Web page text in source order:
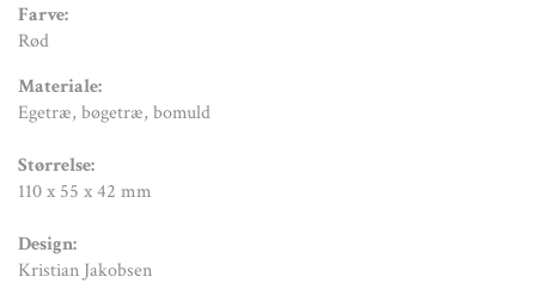
Farve:
Rød
Materiale:
Egetræ, bøgetræ, bomuld
Størrelse:
110 x 55 x 42 mm
Design:
Kristian Jakobsen